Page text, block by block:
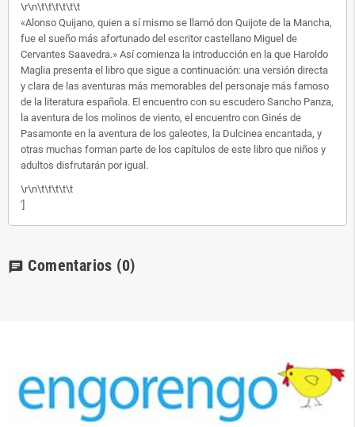
\r\n\t\t\t\t\t\t
«Alonso Quijano, quien a sí mismo se llamó don Quijote de la Mancha,
fue el sueño más afortunado del escritor castellano Miguel de
Cervantes Saavedra.» Así comienza la introducción en la que Haroldo
Maglia presenta el libro que sigue a continuación: una versión directa
y clara de las aventuras más memorables del personaje más famoso
de la literatura española. El encuentro con su escudero Sancho Panza,
la aventura de los molinos de viento, el encuentro con Ginés de
Pasamonte en la aventura de los galeotes, la Dulcinea encantada, y
otras muchas forman parte de los capítulos de este libro que niños y
adultos disfrutarán por igual.
\r\n\t\t\t\t\t
']
chat Comentarios (0)